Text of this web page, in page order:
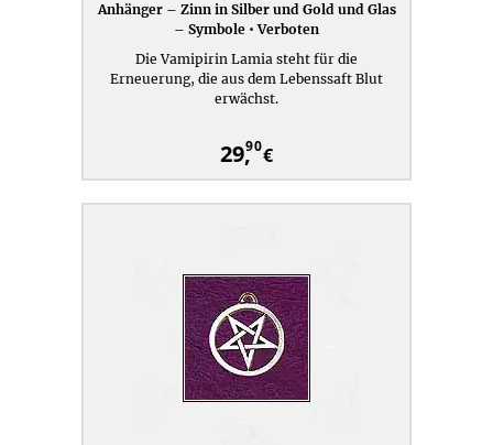
Anhänger – Zinn in Silber und Gold und Glas
– Symbole • Verboten
Die Vamipirin Lamia steht für die
Erneuerung, die aus dem Lebenssaft Blut
erwächst.
29,90€